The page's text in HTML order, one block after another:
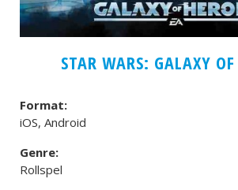
STAR WARS: GALAXY OF
Format:
iOS, Android
Genre:
Rollspel